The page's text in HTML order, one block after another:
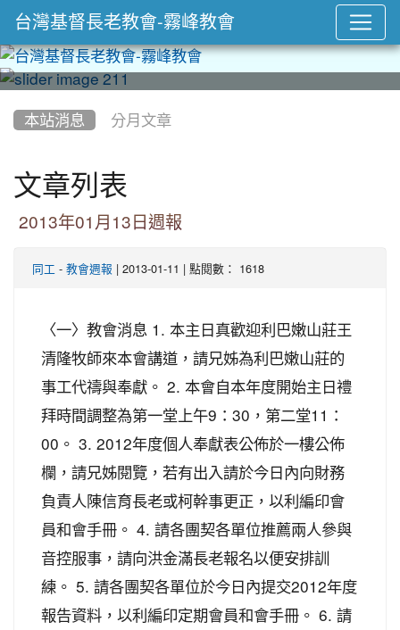
本站消息 分月文章
文章列表
2013年01月13日週報
同工 - 教會週報 | 2013-01-11 | 點閱數： 1618
〈一〉教會消息 1. 本主日真歡迎利巴嫩山莊王
清隆牧師來本會講道，請兄姊為利巴嫩山莊的
事工代禱與奉獻。 2. 本會自本年度開始主日禮
拜時間調整為第一堂上午9：30，第二堂11：
00。 3. 2012年度個人奉獻表公佈於一樓公佈
欄，請兄姊閱覽，若有出入請於今日內向財務
負責人陳信育長老或柯幹事更正，以利編印會
員和會手冊。 4. 請各團契各單位推薦兩人參與
音控服事，請向洪金滿長老報名以便安排訓
練。 5. 請各團契各單位於今日內提交2012年度
報告資料，以利編印定期會員和會手冊。 6. 請
台灣基督長老教會-霧峰教會